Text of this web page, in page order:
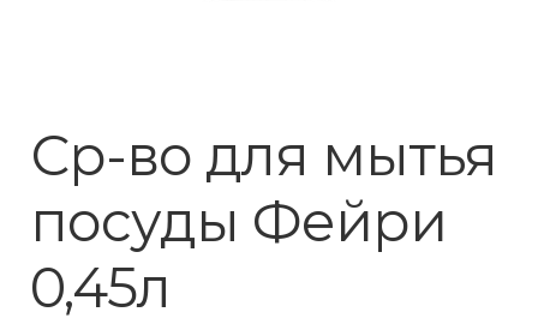
Ср-во для мытья
посуды Фейри
0,45л